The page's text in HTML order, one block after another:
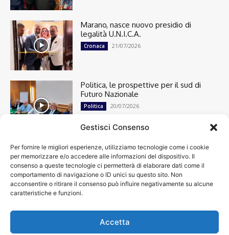
Gestisci Consenso
Per fornire le migliori esperienze, utilizziamo tecnologie come i cookie
per memorizzare e/o accedere alle informazioni del dispositivo. Il
consenso a queste tecnologie ci permetterà di elaborare dati come il
comportamento di navigazione o ID unici su questo sito. Non
acconsentire o ritirare il consenso può influire negativamente su alcune
caratteristiche e funzioni.
Accetta
Marano, nasce nuovo presidio di
legalità U.N.I.C.A.
Cronaca 21/07/2026
Politica, le prospettive per il sud di
Futuro Nazionale
Politica 20/07/2026
Cronaca
13492
Attualità
7299
top
News
4208
Cultura